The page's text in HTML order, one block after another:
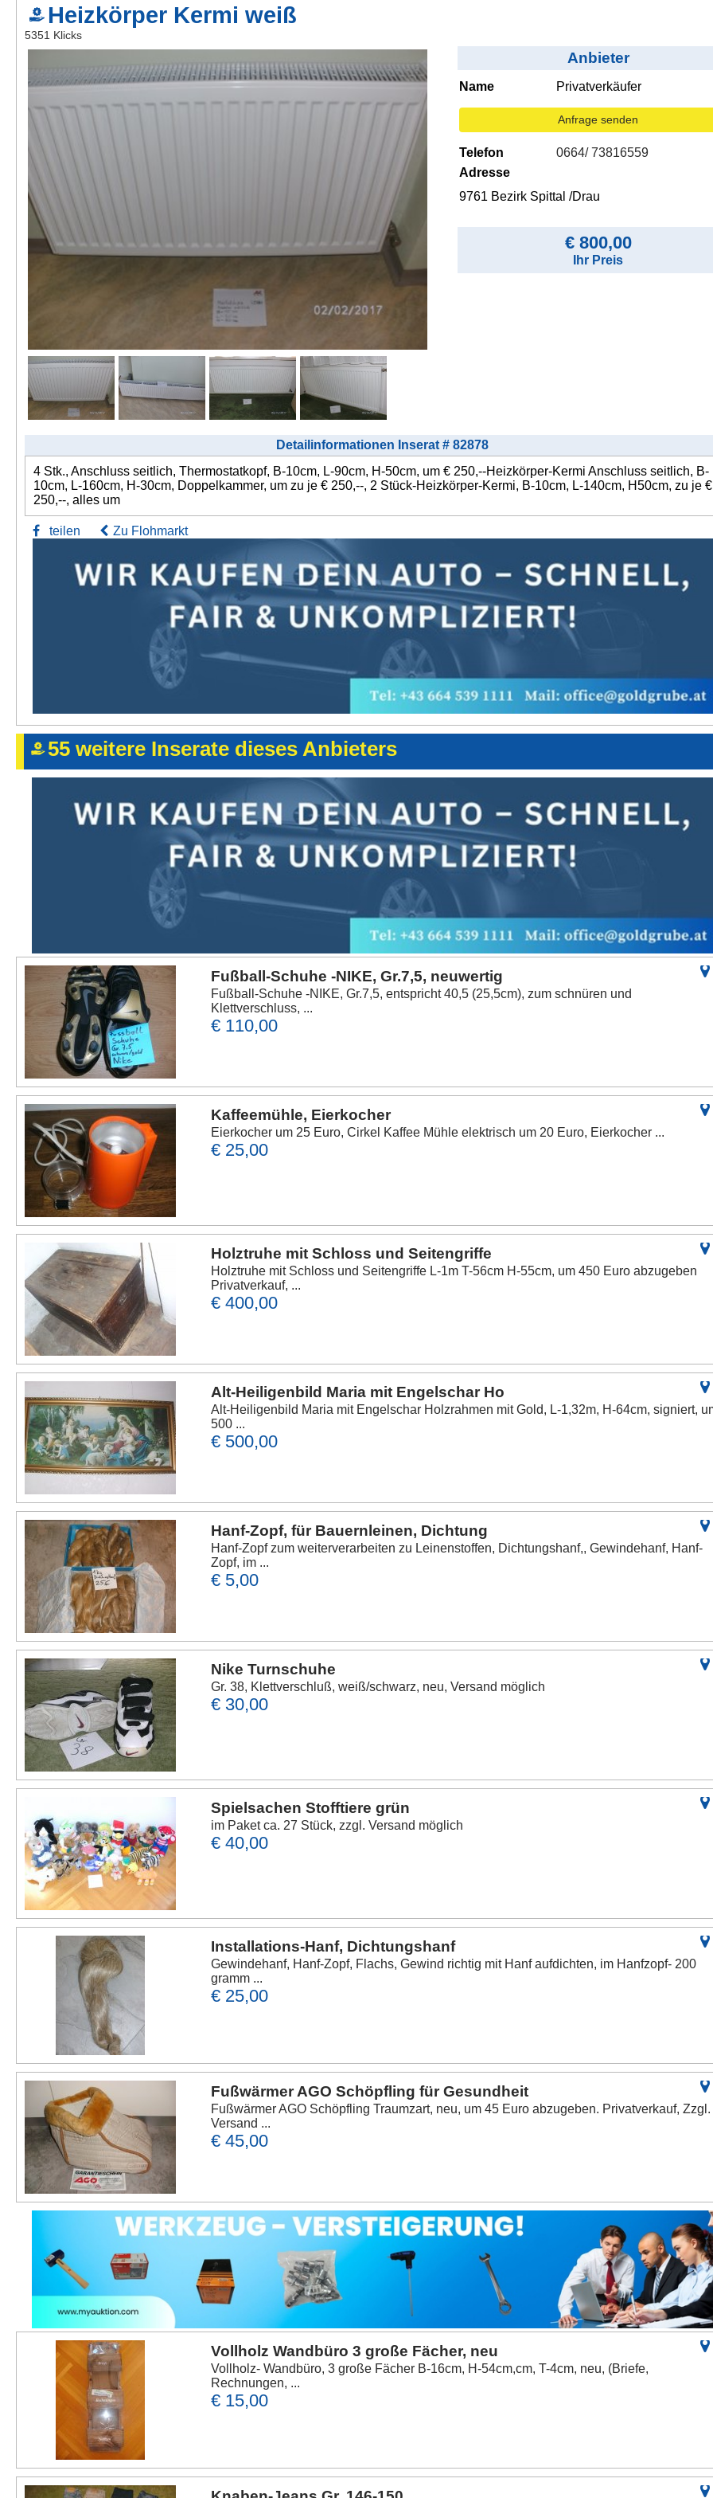
Kontakt
AGB, Nutzungsbedingungen
Impressum
Heizkörper Kermi weiß
5351 Klicks
Anbieter
Name Privatverkäufer
Anfrage senden
Telefon
0664/ 73816559
Adresse
9761 Bezirk Spittal /Drau
€ 800,00
Ihr Preis
Detailinformationen Inserat # 82878
4 Stk., Anschluss seitlich, Thermostatkopf, B-10cm, L-90cm, H-50cm, um € 250,--Heizkörper-Kermi Anschluss seitlich, B-
10cm, L-160cm, H-30cm, Doppelkammer, um zu je € 250,--, 2 Stück-Heizkörper-Kermi, B-10cm, L-140cm, H50cm, zu je €
250,--, alles um
teilen Zu Flohmarkt
55 weitere Inserate dieses Anbieters
Fußball-Schuhe -NIKE, Gr.7,5, neuwertig
Fußball-Schuhe -NIKE, Gr.7,5, entspricht 40,5 (25,5cm), zum schnüren und
Klettverschluss, ...
€ 110,00
Kaffeemühle, Eierkocher
Eierkocher um 25 Euro, Cirkel Kaffee Mühle elektrisch um 20 Euro, Eierkocher ...
€ 25,00
Holztruhe mit Schloss und Seitengriffe
Holztruhe mit Schloss und Seitengriffe L-1m T-56cm H-55cm, um 450 Euro abzugeben
Privatverkauf, ...
€ 400,00
Alt-Heiligenbild Maria mit Engelschar Ho
Alt-Heiligenbild Maria mit Engelschar Holzrahmen mit Gold, L-1,32m, H-64cm, signiert,
500 ...
€ 500,00
Hanf-Zopf, für Bauernleinen, Dichtung
Hanf-Zopf zum weiterverarbeiten zu Leinenstoffen, Dichtungshanf,, Gewindehanf, Hanf-
Zopf, im ...
€ 5,00
Nike Turnschuhe
Gr. 38, Klettverschluß, weiß/schwarz, neu, Versand möglich
€ 30,00
Spielsachen Stofftiere grün
im Paket ca. 27 Stück, zzgl. Versand möglich
€ 40,00
Installations-Hanf, Dichtungshanf
Gewindehanf, Hanf-Zopf, Flachs, Gewind richtig mit Hanf aufdichten, im Hanfzopf- 200
gramm ...
€ 25,00
Fußwärmer AGO Schöpfling für Gesundheit
Fußwärmer AGO Schöpfling Traumzart, neu, um 45 Euro abzugeben. Privatverkauf, Zzgl.
Versand ...
€ 45,00
Vollholz Wandbüro 3 große Fächer, neu
Vollholz- Wandbüro, 3 große Fächer B-16cm, H-54cm,cm, T-4cm, neu, (Briefe,
Rechnungen, ...
€ 15,00